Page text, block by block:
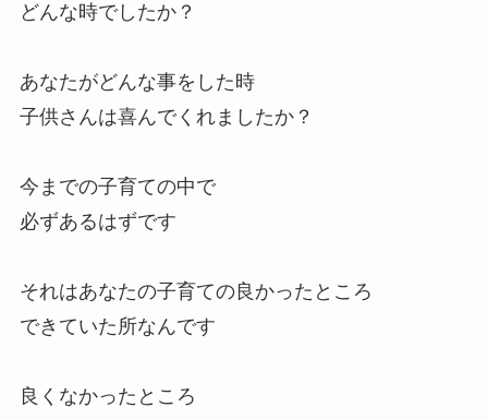
どんな時でしたか？
あなたがどんな事をした時
子供さんは喜んでくれましたか？
今までの子育ての中で
必ずあるはずです
それはあなたの子育ての良かったところ
できていた所なんです
良くなかったところ